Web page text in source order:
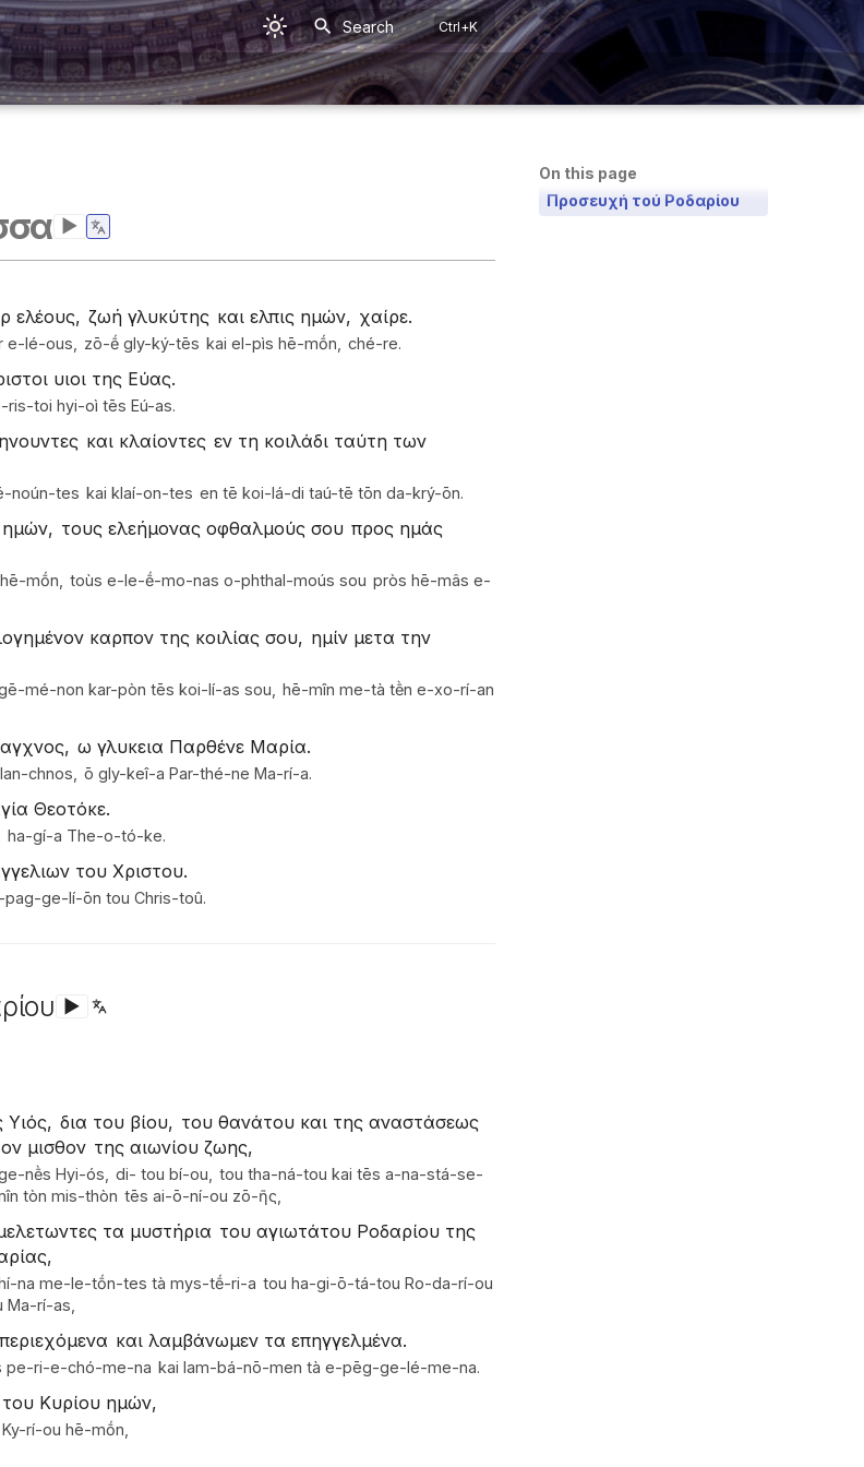
Search
On this page
Προσευχή τού Ροδαρίου
▶
ελέους, ζωή γλυκύτης και ελπις ημών, χαίρε.
e-lé-ous, zō-ḗ gly-ký-tēs kai el-pìs hē-mṓn, ché-re.
υιοι της Εύας.
ris-toi hyi-oì tēs Eú-as.
και κλαίοντες εν τη κοιλάδι ταύτη των
noún-tes kai klaí-on-tes en tē koi-lá-di taú-tē tōn da-krý-ōn.
τους ελεήμονας οφθαλμούς σου προς ημάς
mṓn, toùs e-le-ḗ-mo-nas o-phthal-moús sou pròs hē-mâs e-
καρπον της κοιλίας σου, ημίν μετα την
mé-non kar-pòn tēs koi-lí-as sou,
hē-mîn me-tà tḕn e-xo-rí-an
ω γλυκεια Παρθένε Μαρία.
chnos, ō gly-keî-a Par-thé-ne Ma-rí-a.
Θεοτόκε.
ha-gí-a The-o-tó-ke.
του Χριστου.
ge-lí-ōn tou Chris-toû.
▶
Υιός, δια του βίου, του θανάτου και της αναστάσεως
μισθον της αιωνίου ζωης,
nḕs Hyi-ós, di-ὰ tou bí-ou,
tou tha-ná-tou kai tēs a-na-stá-se-
tòn mis-thòn tēs ai-ō-ní-ou zō-ῆς,
τα μυστήρια του αγιωτάτου Ροδαρίου της
na me-le-tṓn-tes tà mys-tḗ-ri-a tou ha-gi-ō-tá-tou Ro-da-rí-ou
rí-as,
και λαμβάνωμεν τα επηγγελμένα.
pe-ri-e-chó-me-na kai lam-bá-nō-men tà e-pēg-ge-lé-me-na.
Κυρίου ημών,
rí-ou hē-mṓn,